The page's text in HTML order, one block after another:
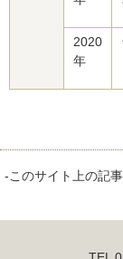
2020
年
-このサイト上の記